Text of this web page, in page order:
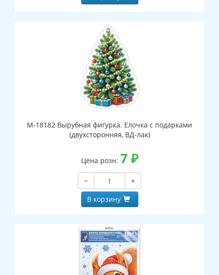
М-18182 Вырубная фигурка. Елочка с подарками
(двухсторонняя, ВД-лак)
Цена розн: 7 ₽
−
+
В корзину